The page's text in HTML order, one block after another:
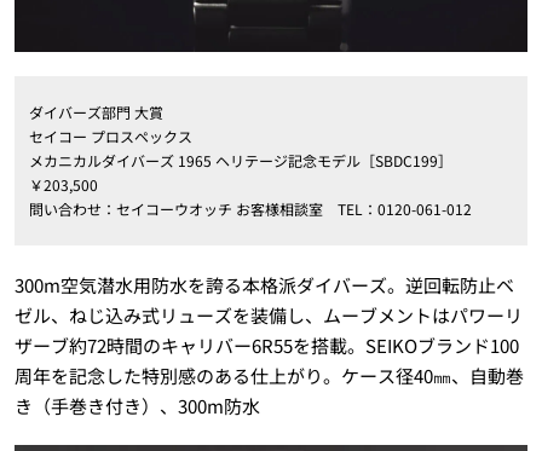
ダイバーズ部門 大賞
セイコー プロスペックス
メカニカルダイバーズ 1965 ヘリテージ記念モデル［SBDC199］
￥203,500
問い合わせ：セイコーウオッチ お客様相談室 TEL：0120-061-012
300m空気潜水用防水を誇る本格派ダイバーズ。逆回転防止ベ
ゼル、ねじ込み式リューズを装備し、ムーブメントはパワーリ
ザーブ約72時間のキャリバー6R55を搭載。SEIKOブランド100
周年を記念した特別感のある仕上がり。ケース径40㎜、自動巻
き（手巻き付き）、300m防水